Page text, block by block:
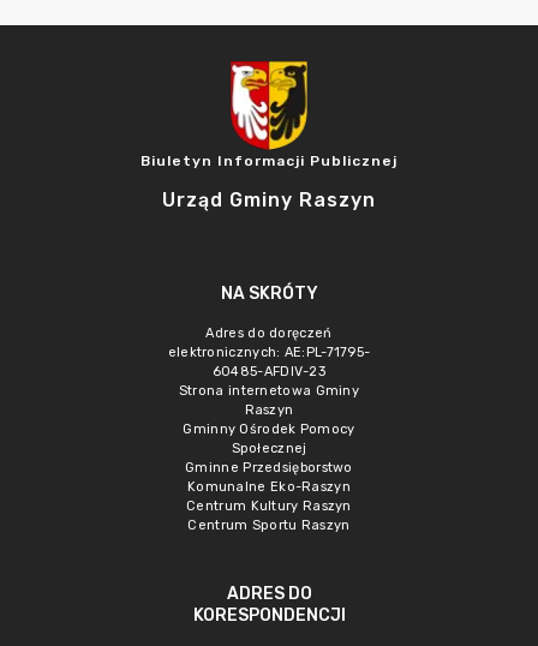
Biuletyn Informacji Publicznej
Urząd Gminy Raszyn
NA SKRÓTY
Adres do doręczeń
elektronicznych: AE:PL-71795-
60485-AFDIV-23
Strona internetowa Gminy
Raszyn
Gminny Ośrodek Pomocy
Społecznej
Gminne Przedsięborstwo
Komunalne Eko-Raszyn
Centrum Kultury Raszyn
Centrum Sportu Raszyn
ADRES DO
KORESPONDENCJI